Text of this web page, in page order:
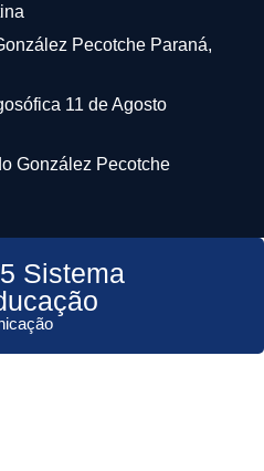
Pecotche Paraná,
11 de Agosto
González Pecotche
Sistema